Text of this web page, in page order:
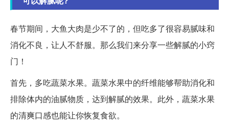
春节期间，大鱼大肉是少不了的，但吃多了很容易腻味和
消化不良，让人不舒服。那么我们来分享一些解腻的小窍
门！
首先，多吃蔬菜水果。蔬菜水果中的纤维能够帮助消化和
排除体内的油腻物质，达到解腻的效果。此外，蔬菜水果
的清爽口感也能让你恢复食欲。